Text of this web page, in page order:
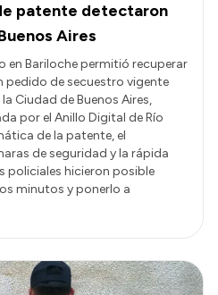
patente detectaron
Aires
en Bariloche permitió recuperar
pedido de secuestro vigente
Ciudad de Buenos Aires,
por el Anillo Digital de Río
de la patente, el
de seguridad y la rápida
hicieron posible
minutos y ponerlo a